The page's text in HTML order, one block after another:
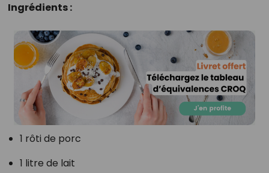
Ingrédients :
1 rôti de porc
1 litre de lait